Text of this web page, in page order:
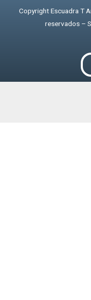
Copyright Escuadra T
reservados –